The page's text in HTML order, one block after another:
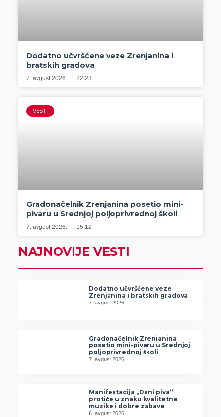
Dodatno učvršćene veze Zrenjanina i
bratskih gradova
7. avgust 2026. 22:23
VESTI
Gradonačelnik Zrenjanina posetio mini-
pivaru u Srednjoj poljoprivrednoj školi
7. avgust 2026. 15:12
NAJNOVIJE VESTI
Dodatno učvršćene veze
Zrenjanina i bratskih gradova
7. avgust 2026.
Gradonačelnik Zrenjanina
posetio mini-pivaru u Srednjoj
poljoprivrednoj školi
7. avgust 2026.
Manifestacija „Dani piva“
protiče u znaku kvalitetne
muzike i dobre zabave
6. avgust 2026.